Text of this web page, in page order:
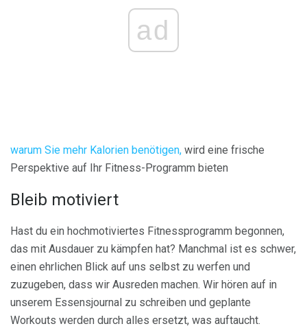
ad
warum Sie mehr Kalorien benötigen, wird eine frische
Perspektive auf Ihr Fitness-Programm bieten
Bleib motiviert
Hast du ein hochmotiviertes Fitnessprogramm begonnen,
das mit Ausdauer zu kämpfen hat? Manchmal ist es schwer,
einen ehrlichen Blick auf uns selbst zu werfen und
zuzugeben, dass wir Ausreden machen. Wir hören auf in
unserem Essensjournal zu schreiben und geplante
Workouts werden durch alles ersetzt, was auftaucht.